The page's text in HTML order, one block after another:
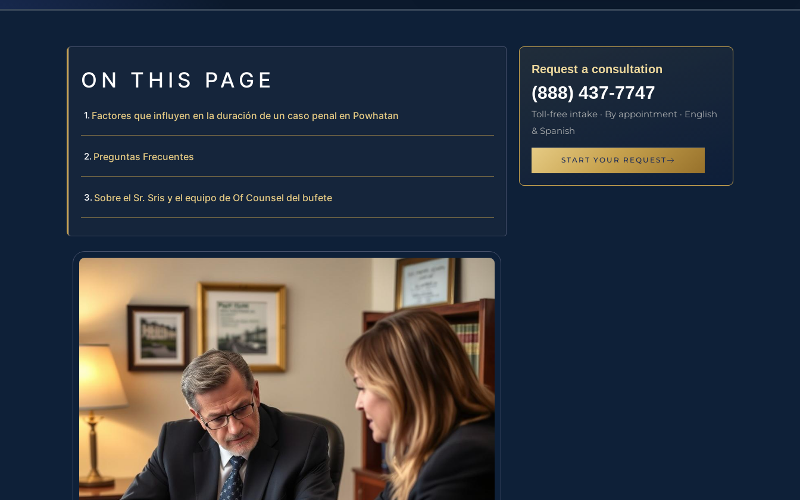
ON THIS PAGE
Factores que influyen en la duración de un caso penal en Powhatan
Preguntas Frecuentes
Sobre el Sr. Sris y el equipo de Of Counsel del bufete
Request a consultation
(888) 437-7747
Toll-free intake · By appointment · English
& Spanish
START YOUR REQUEST